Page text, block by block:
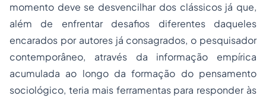
momento deve se desvencilhar dos clássicos já que,
além de enfrentar desafios diferentes daqueles
encarados por autores já consagrados, o pesquisador
contemporâneo, através da informação empírica
acumulada ao longo da formação do pensamento
sociológico, teria mais ferramentas para responder às